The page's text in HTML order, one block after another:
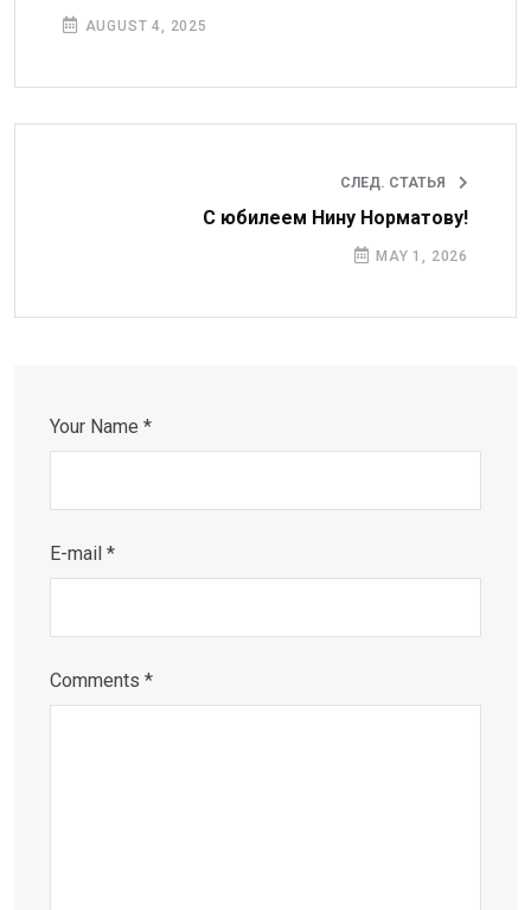
AUGUST 4, 2025
СЛЕД. СТАТЬЯ
С юбилеем Нину Норматову!
MAY 1, 2026
Your Name *
E-mail *
Comments *